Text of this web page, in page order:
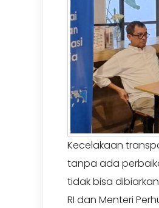
Kecelakaan
tanpa ada
tidak bisa
RI dan Menteri